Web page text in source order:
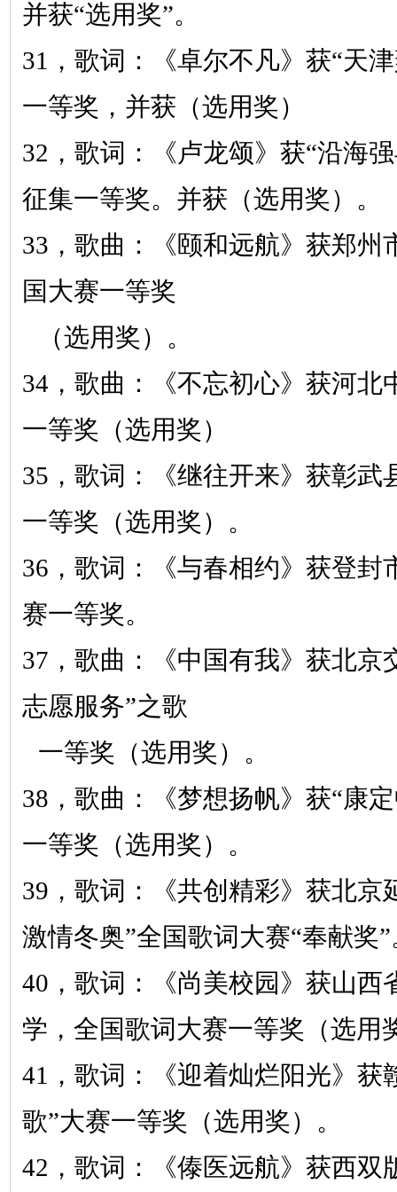
并获“选用奖”。
31， 歌词：《卓尔不凡》 获“天
一等奖，并获（选用奖）
32， 歌词：《卢龙颂》 获“沿海
征集一等奖。并获（选用奖）。
33， 歌曲：《颐和远航》 获郑州
国大赛一等奖
（选用奖）。
34， 歌曲：《不忘初心》 获河北
一等奖（选用奖）
35， 歌词：《继往开来》 获彰武
一等奖（选用奖）。
36， 歌词：《与春相约》 获登封
赛一等奖。
37， 歌曲：《中国有我》 获北京
志愿服务”之歌
一等奖（选用奖）。
38， 歌曲：《梦想扬帆》 获“康
一等奖（选用奖）。
39， 歌词：《共创精彩》 获北京
激情冬奥”全国歌词大赛“奉献奖”
40， 歌词：《尚美校园》 获山西
学，全国歌词大赛一等奖（选用
41， 歌词：《迎着灿烂阳光》 获
歌”大赛一等奖（选用奖）。
42 ，歌词：《傣医远航》 获西双